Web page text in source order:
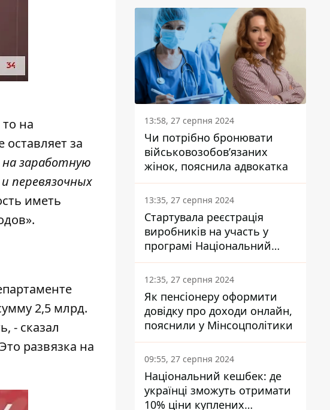
на
за
заработную
перевязочных
иметь
2,5 млрд.
- сказал
развязка на
13:58, 27 серпня 2024
Чи потрібно бронювати
військовозобов’язаних
жінок, пояснила адвокатка
13:35, 27 серпня 2024
Стартувала реєстрація
виробників на участь у
програмі Національний
кешбек: як це зробити
через портал Дія
12:35, 27 серпня 2024
Як пенсіонеру оформити
довідку про доходи онлайн,
пояснили у Мінсоцполітики
09:55, 27 серпня 2024
Національний кешбек: де
українці зможуть отримати
10% ціни куплених